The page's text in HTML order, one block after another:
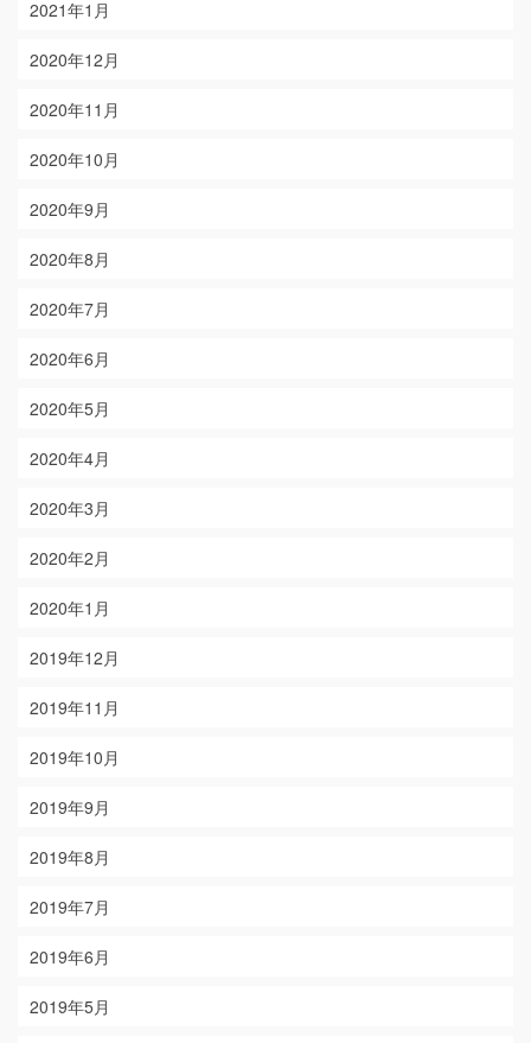
2021年1月
2020年12月
2020年11月
2020年10月
2020年9月
2020年8月
2020年7月
2020年6月
2020年5月
2020年4月
2020年3月
2020年2月
2020年1月
2019年12月
2019年11月
2019年10月
2019年9月
2019年8月
2019年7月
2019年6月
2019年5月